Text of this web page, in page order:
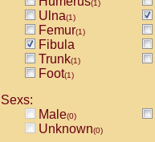
(1)
Ulna(1)
Femur(1)
Fibula
Trunk(1)
Foot(1)
Sexs:
Male(0)
Unknown(0)